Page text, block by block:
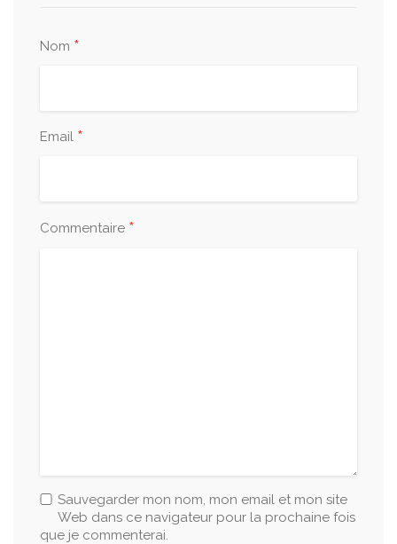
Salade d'Avocat aux Crevettes
7 000 FCFA
Nom *
Email *
Commentaire *
Sauvegarder mon nom, mon email et mon site
Web dans ce navigateur pour la prochaine fois
que je commenterai.